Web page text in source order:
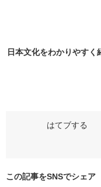
日本文化をわかりやす
この記事をSNSでシェア